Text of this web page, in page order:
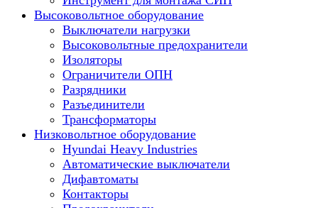
Высоковольтное оборудование
Выключатели нагрузки
Высоковольтные предохранители
Изоляторы
Ограничители ОПН
Разрядники
Разъединители
Трансформаторы
Низковольтное оборудование
Hyundai Heavy Industries
Автоматические выключатели
Дифавтоматы
Контакторы